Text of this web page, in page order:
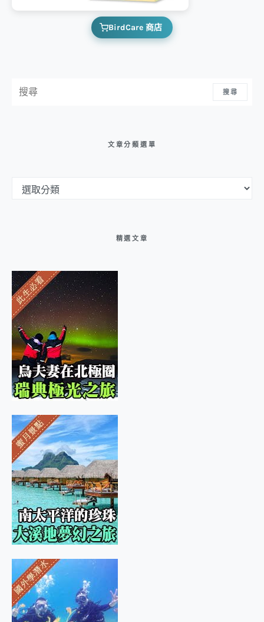
BirdCare 商店
搜尋
文章分類選單
精選文章